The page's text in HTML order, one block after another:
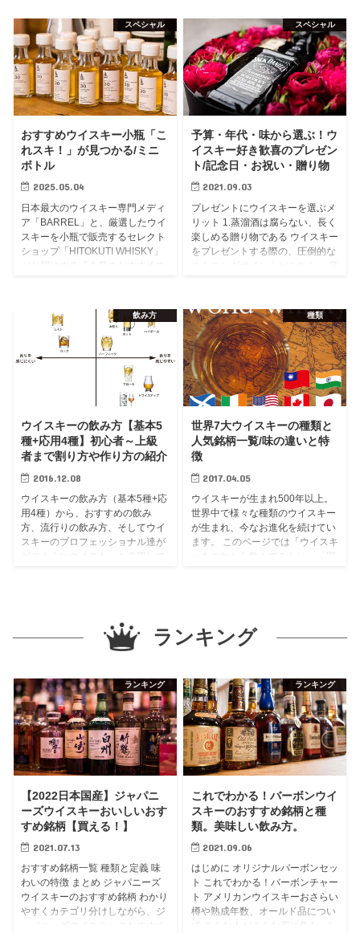
スペシャル
おすすめウイスキー小瓶「こ
れスキ！」が見つかる/ミニ
ボトル
2025.05.04
日本最大のウイスキー専門メディ
ア「BARREL」と、厳選したウイ
スキーを小瓶で販売するセレクト
ショップ「HITOKUTI WHISKY」
がお届けする「今月のおすすめウ
スペシャル
予算・年代・味から選ぶ！ウ
イスキー好き歓喜のプレゼン
ト/記念日・お祝い・贈り物
2021.09.03
プレゼントにウイスキーを選ぶメ
リット 1.蒸溜酒は腐らない、長く
楽しめる贈り物である ウイスキー
をプレゼントする際の、圧倒的な
ストロングポイントがこちら。 蒸
...
飲み方
ウイスキーの飲み方【基本5
種+応用4種】初心者～上級
者まで割り方や作り方の紹介
2016.12.08
ウイスキーの飲み方（基本5種+応
用4種）から、おすすめの飲み
方、流行りの飲み方、そしてウイ
スキーのプロフェッショナル達が
種類
世界7大ウイスキーの種類と
人気銘柄一覧/味の違いと特
徴
2017.04.05
ウイスキーが生まれ500年以上。
世界中で様々な種類のウイスキー
が生まれ、今なお進化を続けてい
ます。 このページでは「ウイスキ
ーをこれから飲んでみたい」「国
ランキング
ランキング
【2022日本国産】ジャパニ
ーズウイスキーおいしいおす
すめ銘柄【買える！】
2021.07.13
おすすめ銘柄一覧 種類と定義 味
わいの特徴 まとめ ジャパニーズ
ウイスキーのおすすめ銘柄 わかり
やすくカテゴリ分けしながら、ジ
ランキング
これでわかる！バーボンウイ
スキーのおすすめ銘柄と種
類。美味しい飲み方。
2021.09.06
はじめに オリジナルバーボンセッ
ト これでわかる！バーボンチャー
ト アメリカンウイスキーおさらい
樽や熟成年数、オールド品につい